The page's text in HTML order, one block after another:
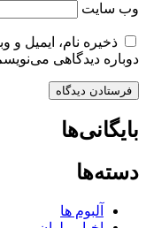
وب‌ سایت
ذخیره نام، ایمیل
دوباره دیدگاهی
بایگانی‌ها
دسته‌ها
آلبوم ها